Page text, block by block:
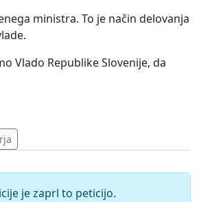
ministra. To je način delovanja
Vlado Republike Slovenije, da
je zaprl to peticijo.